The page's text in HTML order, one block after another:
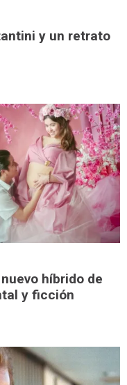
y un retrato
híbrido de
y ficción